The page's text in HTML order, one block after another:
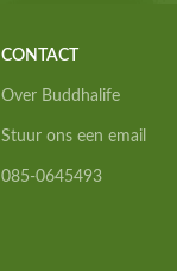
CONTACT
Over Buddhalife
Stuur ons een email
085-0645493